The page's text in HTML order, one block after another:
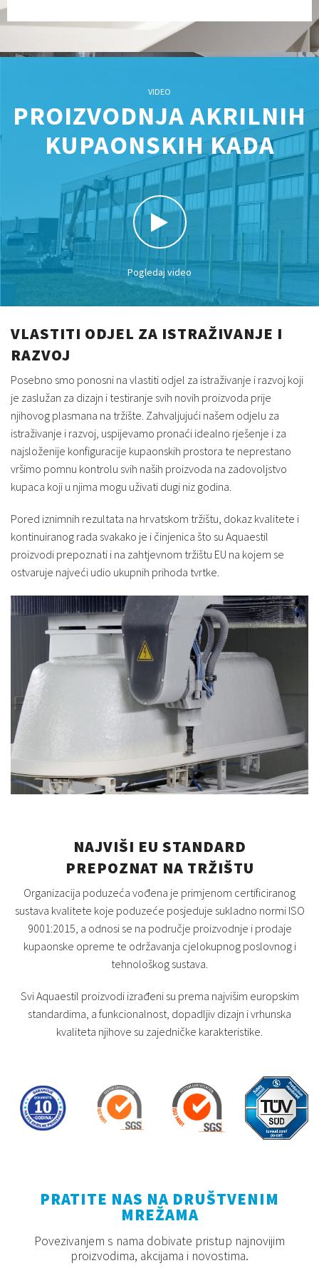
VIDEO
PROIZVODNJA AKRILNIH
KUPAONSKIH KADA
Pogledaj video
VLASTITI ODJEL ZA ISTRAŽIVANJE I
RAZVOJ
Posebno smo ponosni na vlastiti odjel za istraživanje i razvoj koji
je zaslužan za dizajn i testiranje svih novih proizvoda prije
njihovog plasmana na tržište. Zahvaljujući našem odjelu za
istraživanje i razvoj, uspijevamo pronaći idealno rješenje i za
najsloženije konfiguracije kupaonskih prostora te neprestano
vršimo pomnu kontrolu svih naših proizvoda na zadovoljstvo
kupaca koji u njima mogu uživati dugi niz godina.
Pored iznimnih rezultata na hrvatskom tržištu, dokaz kvalitete i
kontinuiranog rada svakako je i činjenica što su Aquaestil
proizvodi prepoznati i na zahtjevnom tržištu EU na kojem se
ostvaruje najveći udio ukupnih prihoda tvrtke.
NAJVIŠI EU STANDARD
PREPOZNAT NA TRŽIŠTU
Organizacija poduzeća vođena je primjenom certificiranog
sustava kvalitete koje poduzeće posjeduje sukladno normi ISO
9001:2015, a odnosi se na područje proizvodnje i prodaje
kupaonske opreme te održavanja cjelokupnog poslovnog i
tehnološkog sustava.
Svi Aquaestil proizvodi izrađeni su prema najvišim europskim
standardima, a funkcionalnost, dopadljiv dizajn i vrhunska
kvaliteta njihove su zajedničke karakteristike.
PRATITE NAS NA DRUŠTVENIM
MREŽAMA
Povezivanjem s nama dobivate pristup najnovijim
proizvodima, akcijama i novostima.